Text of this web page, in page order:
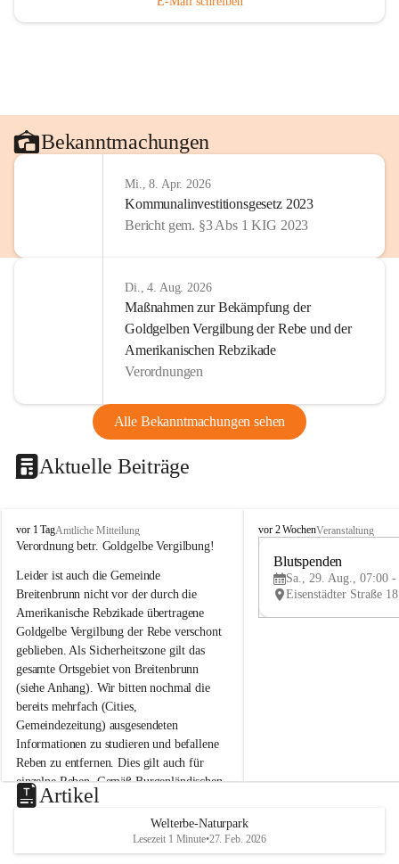
Bekanntmachungen
Mi., 8. Apr. 2026
Kommunalinvestitionsgesetz 2023
Bericht gem. §3 Abs 1 KIG 2023
Di., 4. Aug. 2026
Maßnahmen zur Bekämpfung der
Goldgelben Vergilbung der Rebe und der
Amerikanischen Rebzikade
Verordnungen
Alle Bekanntmachungen sehen
Aktuelle Beiträge
B
r
i
t
e
n
b
r
u
n
n
a
m
N
e
u
s
d
vor 1 TagAmtliche Mitteilung
Verordnung betr. Goldgelbe Vergilbung!
Leider ist auch die Gemeinde
Breitenbrunn nicht vor der durch die
Amerikanische Rebzikade übertragene
Goldgelbe Vergilbung der Rebe verschont
geblieben. Als Sicherheitszone gilt das
gesamte Ortsgebiet von Breitenbrunn
(siehe Anhang). Wir bitten nochmal die
bereits mehrfach (Cities,
Gemeindezeitung) ausgesendeten
Informationen zu studieren und befallene
Reben zu entfernen. Dies gilt auch für
einzelne Reben. Gemäß Burgenländischen
Weinbaugesetz sind nicht gepflegte oder
unzulässige Weingärten zu roden! Bitte
helfen wir zusammen um unsere Winzer
vor den prognostizierten Ernteausfällen
B
e
u
e
d
vor 2 WochenVeranstaltung
Blutspenden
Sa., 29. Aug., 07:00 -
Artikel
Welterbe-Naturpark
Lesezeit 1 Minute•27. Feb. 2026